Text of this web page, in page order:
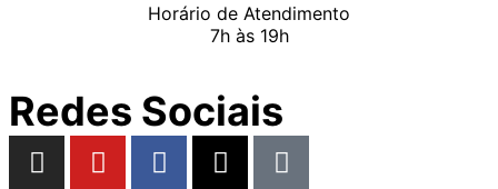
Horário de Atendimento
7h às 19h
Redes Sociais